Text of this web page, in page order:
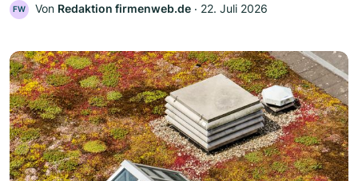
FW Von Redaktion firmenweb.de ‧ 22. Juli 2026